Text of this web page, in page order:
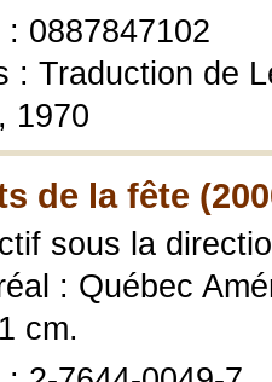
: 0887847102
: Traduction de
1970
de la fête
sous la
: Québec
cm.